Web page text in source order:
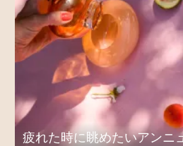
疲れた時に眺めたいアンニ